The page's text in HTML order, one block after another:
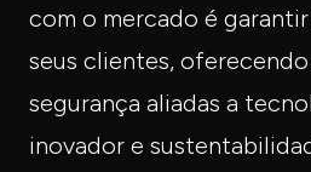
com o mercado é
seus clientes,
segurança aliadas a
inovador e